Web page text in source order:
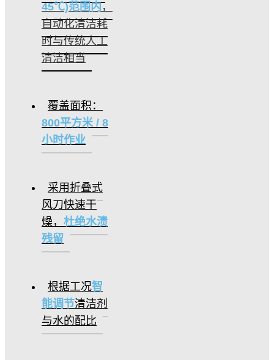
45℃)范围内，
自动化清洁耗
时与传统人工
清洁相当
覆盖面积：
800平方米 / 8
小时作业
采用折叠式
风刀快速干
燥， 杜绝水渍
残留
根据工况智
能调节清洁剂
与水的配比